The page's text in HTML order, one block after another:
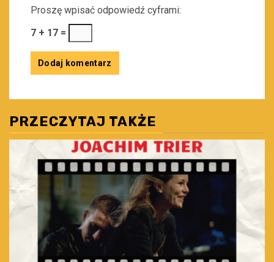
Proszę wpisać odpowiedź cyframi:
7 + 17 =
PRZECZYTAJ TAKŻE